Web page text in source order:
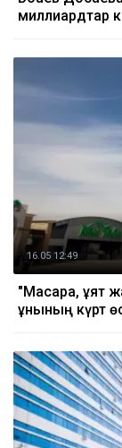
миллиардтар
16.05 12:49
"Масқара, ұят
құнының күрт